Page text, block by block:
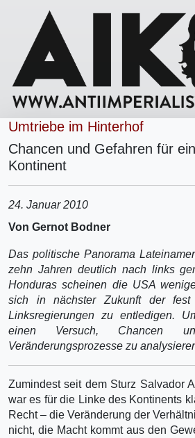
Umtriebe im Hinterhof
Chancen und Gefahren für
Kontinent
24. Januar 2010
Von Gernot Bodner
Das politische Panorama
zehn Jahren deutlich nach links
Honduras scheinen die USA
sich in nächster Zukunft der fest
Linksregierungen zu entledigen.
einen Versuch, Chancen
Veränderungsprozesse zu
Zumindest seit dem Sturz Salvador
war es für die Linke des Kontinents
Recht – die Veränderung der
nicht, die Macht kommt aus den